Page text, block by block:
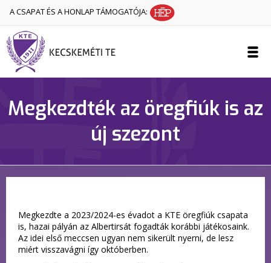
A CSAPAT ÉS A HONLAP TÁMOGATÓJA:
Megkezdték az öregfiúk is az
új szezont
Megkezdte a 2023/2024-es évadot a KTE öregfiúk csapata
is, hazai pályán az Albertirsát fogadták korábbi játékosaink.
Az idei első meccsen ugyan nem sikerült nyerni, de lesz
miért visszavágni így októberben.